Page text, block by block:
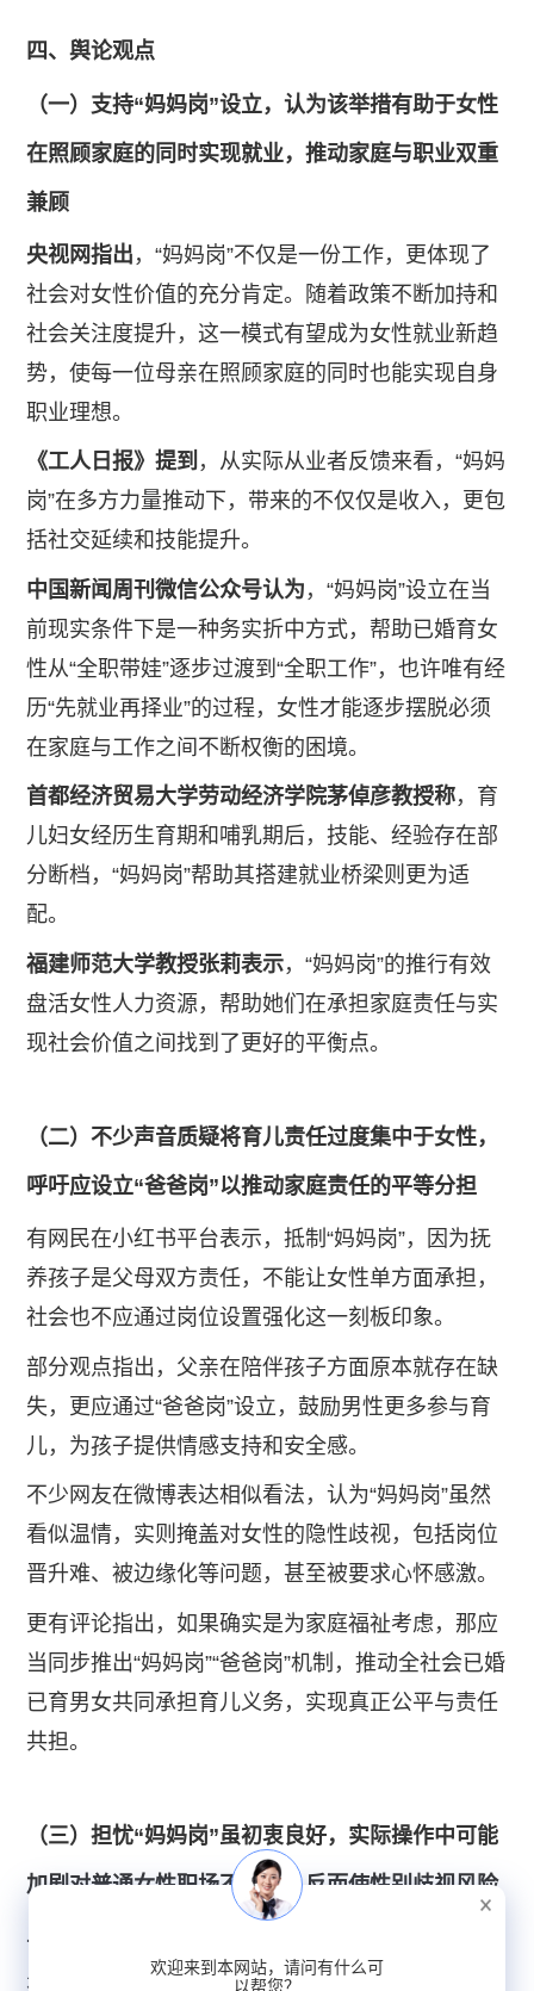
四、舆论观点
（一）支持“妈妈岗”设立，认为该举措有助于女性
在照顾家庭的同时实现就业，推动家庭与职业双重
兼顾
央视网指出 ，“妈妈岗”不仅是一份工作，更体现了
社会对女性价值的充分肯定。随着政策不断加持和
社会关注度提升，这一模式有望成为女性就业新趋
势，使每一位母亲在照顾家庭的同时也能实现自身
职业理想。
《工人日报》提到 ，从实际从业者反馈来看，“妈妈
岗”在多方力量推动下，带来的不仅仅是收入，更包
括社交延续和技能提升。
中国新闻周刊微信公众号认为 ，“妈妈岗”设立在当
前现实条件下是一种务实折中方式，帮助已婚育女
性从“全职带娃”逐步过渡到“全职工作”，也许唯有经
历“先就业再择业”的过程，女性才能逐步摆脱必须
在家庭与工作之间不断权衡的困境。
首都经济贸易大学劳动经济学院茅倬彦教授称，育
儿妇女经历生育期和哺乳期后，技能、经验存在部
分断档，“妈妈岗”帮助其搭建就业桥梁则更为适
配。
福建师范大学教授张莉表示，“妈妈岗”的推行有效
盘活女性人力资源，帮助她们在承担家庭责任与实
现社会价值之间找到了更好的平衡点。
（二）不少声音质疑将育儿责任过度集中于女性，
呼吁应设立“爸爸岗”以推动家庭责任的平等分担
有网民在小红书平台表示，抵制“妈妈岗”，因为抚
养孩子是父母双方责任，不能让女性单方面承担，
社会也不应通过岗位设置强化这一刻板印象。
部分观点指出，父亲在陪伴孩子方面原本就存在缺
失，更应通过“爸爸岗”设立，鼓励男性更多参与育
儿，为孩子提供情感支持和安全感。
不少网友在微博表达相似看法，认为“妈妈岗”虽然
看似温情，实则掩盖对女性的隐性歧视，包括岗位
晋升难、被边缘化等问题，甚至被要求心怀感激。
更有评论指出，如果确实是为家庭福祉考虑，那应
当同步推出“妈妈岗”“爸爸岗”机制，推动全社会已婚
已育男女共同承担育儿义务，实现真正公平与责任
共担。
（三）担忧“妈妈岗”虽初衷良好，实际操作中可能
加剧对普通女性职场不平等，反而使性别歧视风险
欢迎来到本网站，请问有什么可
以帮您？